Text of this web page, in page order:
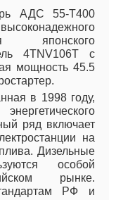
АДС 55-Т400
японского
4TNV106Т с
мощность 45.5
в 1998 году,
ряд включает
на
Дизельные
особой
рынке.
РФ и